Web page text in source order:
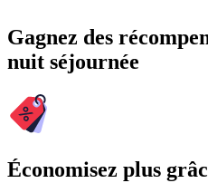
Gagnez des
nuit séjournée
Économisez plus